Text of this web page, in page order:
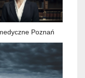
Poznań